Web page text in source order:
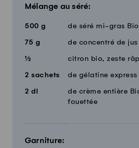
Mélange au séré:
500 g de séré mi-gras
75 g de concentré de
½ citron bio, zeste
2 sachets de gélatine express
2 dl
de crème entière
fouettée
Garniture: